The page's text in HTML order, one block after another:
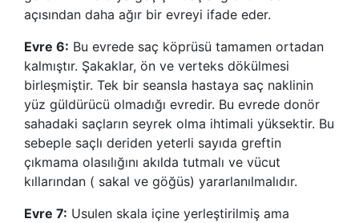
açısından daha ağır bir evreyi ifade eder.
Evre 6: Bu evrede saç köprüsü tamamen ortadan
kalmıştır. Şakaklar, ön ve verteks dökülmesi
birleşmiştir. Tek bir seansla hastaya saç naklinin
yüz güldürücü olmadığı evredir. Bu evrede donör
sahadaki saçların seyrek olma ihtimali yüksektir. Bu
sebeple saçlı deriden yeterli sayıda greftin
çıkmama olasılığını akılda tutmalı ve vücut
kıllarından ( sakal ve göğüs) yararlanılmalıdır.
Evre 7: Usulen skala içine yerleştirilmiş ama